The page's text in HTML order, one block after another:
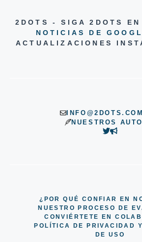
2DOTS - SIGA 2DOTS
NOTICIAS DE
ACTUALIZACIONES
INFO@2DOTS.COM
NUESTROS
¿POR QUÉ CONFIAR EN
NUESTRO PROCESO DE
CONVIÉRTETE EN
POLÍTICA DE PRIVACIDAD
DE USO